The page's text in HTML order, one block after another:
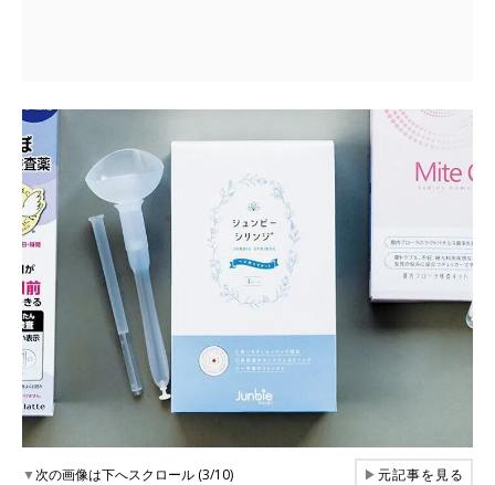
▼次の画像は下へスクロール (3/10) ▶元記事を見る